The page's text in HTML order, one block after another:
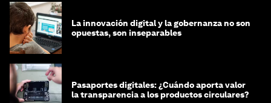
La innovación digital y la gobernanza no son
opuestas, son inseparables
Pasaportes digitales: ¿Cuándo aporta valor
la transparencia a los productos circulares?